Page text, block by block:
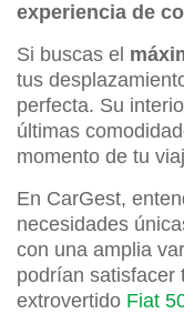
experiencia de
Si buscas el
tus
perfecta. Su
últimas
momento de tu
En CarGest,
necesidades
con una amplia
podrían satisfacer
extrovertido Fiat